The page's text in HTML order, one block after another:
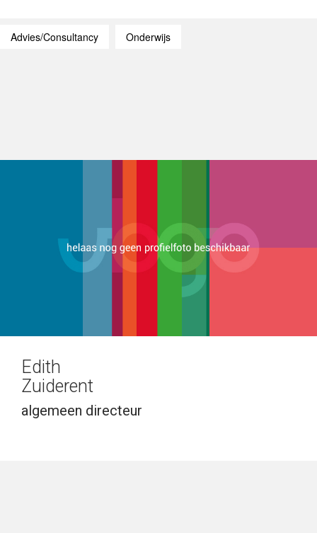
Advies/Consultancy Onderwijs
Edith
Zuiderent
algemeen directeur